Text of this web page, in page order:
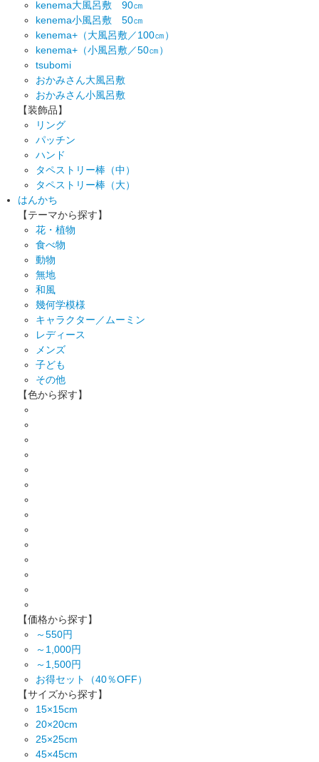
kenema大風呂敷 90㎝
kenema小風呂敷 50㎝
kenema+（大風呂敷／100㎝）
kenema+（小風呂敷／50㎝）
tsubomi
おかみさん大風呂敷
おかみさん小風呂敷
【装飾品】
リング
パッチン
ハンド
タペストリー棒（中）
タペストリー棒（大）
はんかち
【テーマから探す】
花・植物
食べ物
動物
無地
和風
幾何学模様
キャラクター／ムーミン
レディース
メンズ
子ども
その他
【色から探す】
【価格から探す】
～550円
～1,000円
～1,500円
お得セット（40％OFF）
【サイズから探す】
15×15cm
20×20cm
25×25cm
45×45cm